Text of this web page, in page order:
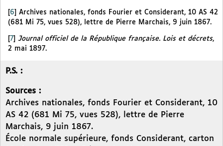
[6] Archives nationales, fonds Fourier et Considerant, 10 AS 42
(681 Mi 75, vues 528), lettre de Pierre Marchais, 9 juin 1867.
7 Journal officiel de la République française. Lois et décrets,
2 mai 1897.
P.S. :
Sources :
Archives nationales, fonds Fourier et Considerant, 10
AS 42 (681 Mi 75, vues 528), lettre de Pierre
Marchais, 9 juin 1867.
École normale supérieure, fonds Considerant, carton